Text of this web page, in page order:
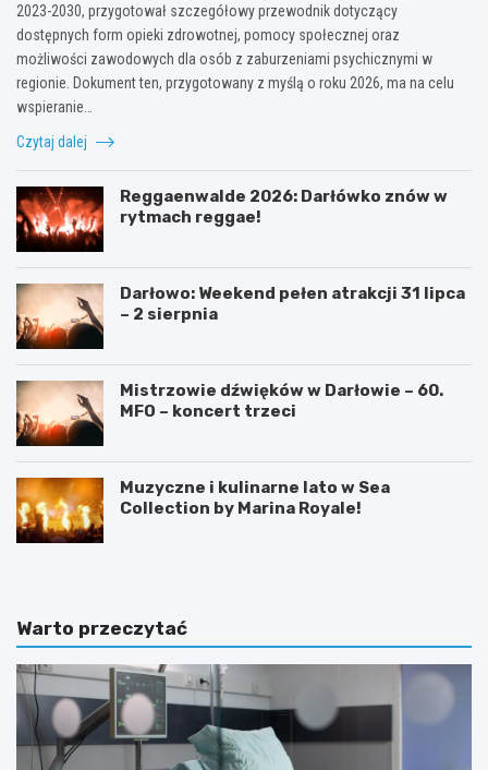
2023-2030, przygotował szczegółowy przewodnik dotyczący
dostępnych form opieki zdrowotnej, pomocy społecznej oraz
możliwości zawodowych dla osób z zaburzeniami psychicznymi w
regionie. Dokument ten, przygotowany z myślą o roku 2026, ma na celu
wspieranie…
Czytaj dalej
Reggaenwalde 2026: Darłówko znów w
rytmach reggae!
Darłowo: Weekend pełen atrakcji 31 lipca
– 2 sierpnia
Mistrzowie dźwięków w Darłowie – 60.
MFO – koncert trzeci
Muzyczne i kulinarne lato w Sea
Collection by Marina Royale!
Warto przeczytać